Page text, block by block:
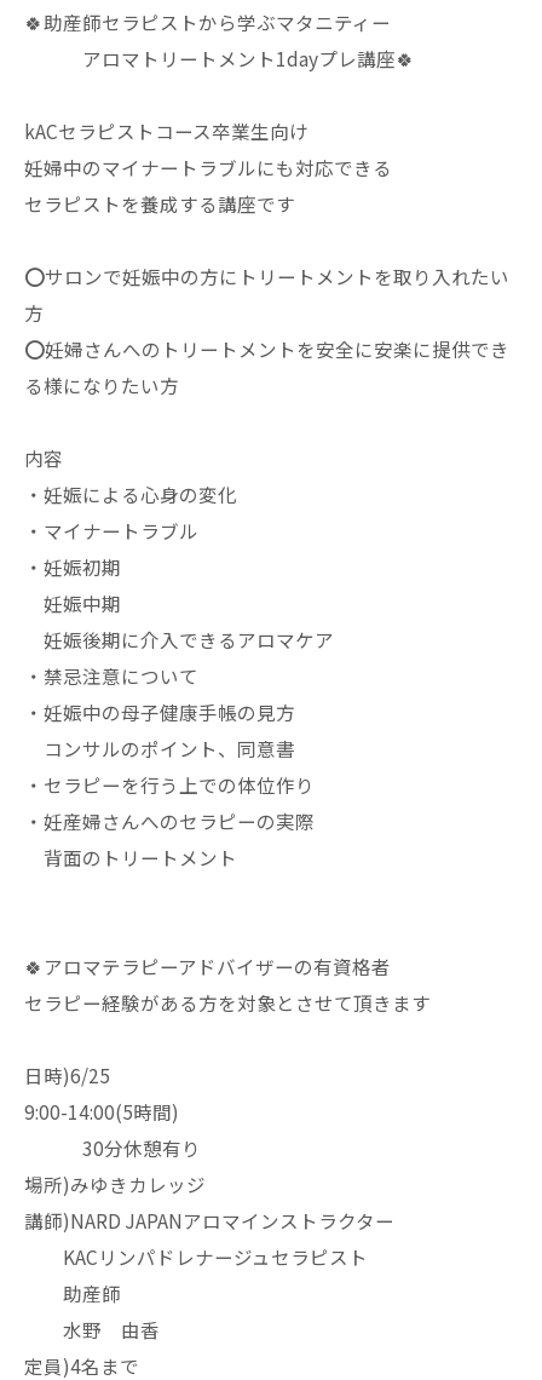
🍀助産師セラピストから学ぶマタニティー
アロマトリートメント1dayプレ講座🍀
kACセラピストコース卒業生向け
妊婦中のマイナートラブルにも対応できる
セラピストを養成する講座です
⭕️サロンで妊娠中の方にトリートメントを取り入れたい
方
⭕️妊婦さんへのトリートメントを安全に安楽に提供でき
る様になりたい方
内容
・妊娠による心身の変化
・マイナートラブル
・妊娠初期
妊娠中期
妊娠後期に介入できるアロマケア
・禁忌注意について
・妊娠中の母子健康手帳の見方
コンサルのポイント、同意書
・セラピーを行う上での体位作り
・妊産婦さんへのセラピーの実際
背面のトリートメント
🍀アロマテラピーアドバイザーの有資格者
セラピー経験がある方を対象とさせて頂きます
日時)6/25
9:00-14:00(5時間)
30分休憩有り
場所)みゆきカレッジ
講師)NARD JAPANアロマインストラクター
KACリンパドレナージュセラピスト
助産師
水野 由香
定員)4名まで